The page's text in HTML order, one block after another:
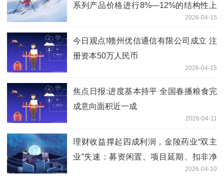
系列产品价格进行8%—12%的结构性上
2026-04-15
今日观点!赣州优信通信有限公司成立 注
册资本50万人民币
2026-04-15
焦点日报:进度基本持平 全国春播粮食完
成意向面积近一成
2026-04-11
理财收益撑起四成利润，金陵药业“双主
业”失速：募资闲置、项目延期、扣非净
2026-04-10